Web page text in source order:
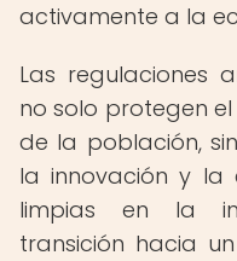
activamente a la
Las regulaciones
no solo protegen
de la población,
la innovación y la
limpias en la
transición hacia